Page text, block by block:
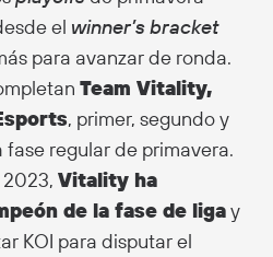
el winner’s bracket
para avanzar de ronda.
Team Vitality,
, primer, segundo y
regular de primavera.
Vitality ha
de la fase de ligay
KOI para disputar el